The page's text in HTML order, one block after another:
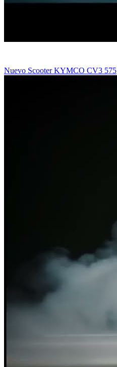
Nuevo Scooter KYMCO CV3 575